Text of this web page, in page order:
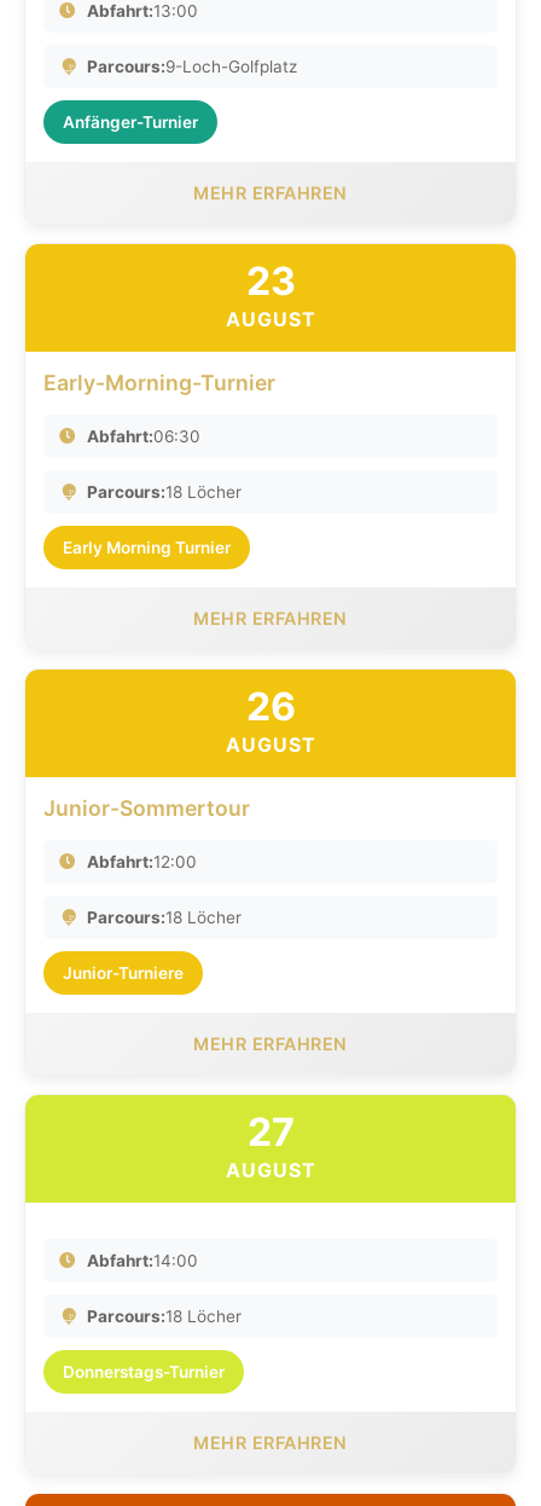
Abfahrt:13:00
Parcours:9-Loch-Golfplatz
Anfänger-Turnier
MEHR ERFAHREN
23
AUGUST
Early-Morning-Turnier
Abfahrt:06:30
Parcours:18 Löcher
Early Morning Turnier
MEHR ERFAHREN
26
AUGUST
Junior-Sommertour
Abfahrt:12:00
Parcours:18 Löcher
Junior-Turniere
MEHR ERFAHREN
27
AUGUST
Abfahrt:14:00
Parcours:18 Löcher
Donnerstags-Turnier
MEHR ERFAHREN